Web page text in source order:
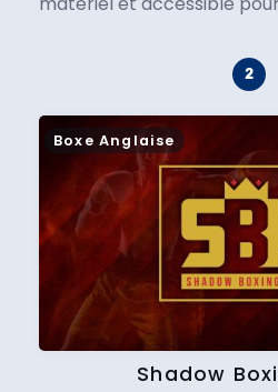
Boxe Anglaise
Shadow